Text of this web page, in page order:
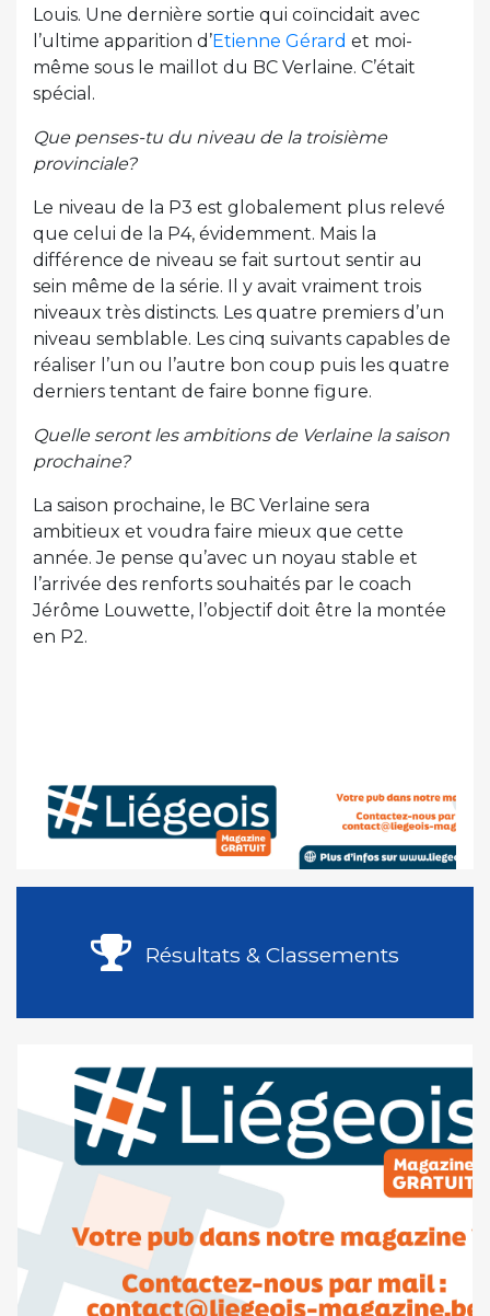
Louis. Une dernière sortie qui coïncidait avec
l’ultime apparition d’Etienne Gérard et moi-
même sous le maillot du BC Verlaine. C’était
spécial.
Que penses-tu du niveau de la troisième
provinciale?
Le niveau de la P3 est globalement plus relevé
que celui de la P4, évidemment. Mais la
différence de niveau se fait surtout sentir au
sein même de la série. Il y avait vraiment trois
niveaux très distincts. Les quatre premiers d’un
niveau semblable. Les cinq suivants capables de
réaliser l’un ou l’autre bon coup puis les quatre
derniers tentant de faire bonne figure.
Quelle seront les ambitions de Verlaine la saison
prochaine?
La saison prochaine, le BC Verlaine sera
ambitieux et voudra faire mieux que cette
année. Je pense qu’avec un noyau stable et
l’arrivée des renforts souhaités par le coach
Jérôme Louwette, l’objectif doit être la montée
en P2.
Résultats & Classements